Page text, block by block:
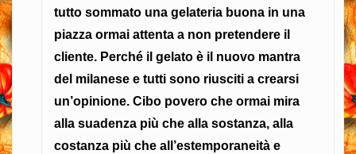
tutto sommato una gelateria buona in una
piazza ormai attenta a non pretendere il
cliente. Perché il gelato è il nuovo mantra
del milanese e tutti sono riusciti a crearsi
un’opinione. Cibo povero che ormai mira
alla suadenza più che alla sostanza, alla
costanza più che all’estemporaneità e